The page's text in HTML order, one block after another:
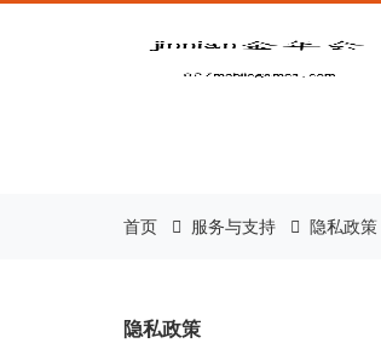
金年会|金年会
首页 服务与支持 隐私政策
隐私政策